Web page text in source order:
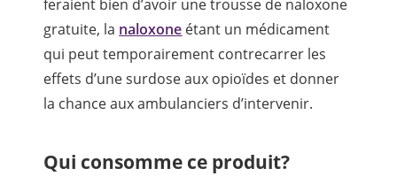
feraient bien d’avoir une trousse de naloxone
gratuite, la naloxone étant un médicament
qui peut temporairement contrecarrer les
effets d’une surdose aux opioïdes et donner
la chance aux ambulanciers d’intervenir.
Qui consomme ce produit?